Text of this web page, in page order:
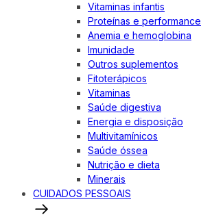
Vitaminas infantis
Proteínas e performance
Anemia e hemoglobina
Imunidade
Outros suplementos
Fitoterápicos
Vitaminas
Saúde digestiva
Energia e disposição
Multivitamínicos
Saúde óssea
Nutrição e dieta
Minerais
CUIDADOS PESSOAIS